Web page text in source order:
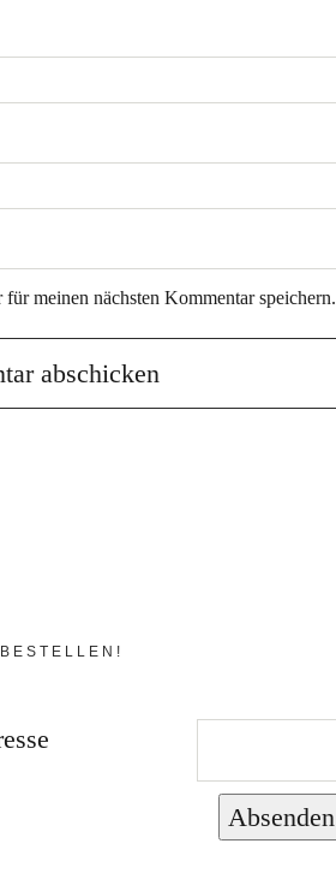
meinen nächsten Kommentar speichern.
Absenden